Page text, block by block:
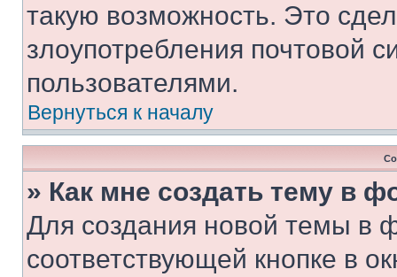
такую возможность. Это
злоупотребления почтовой
пользователями.
Вернуться к началу
» Как мне создать тему в
Для создания новой темы в
соответствующей кнопке в